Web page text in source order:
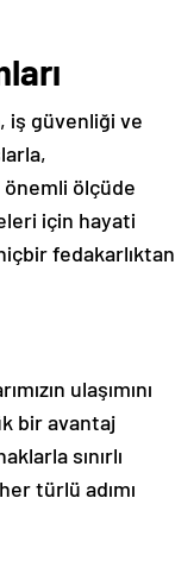
iş güvenliği ve
önemli ölçüde
için hayati
fedakarlıktan
ulaşımını
bir avantaj
sınırlı
türlü adımı